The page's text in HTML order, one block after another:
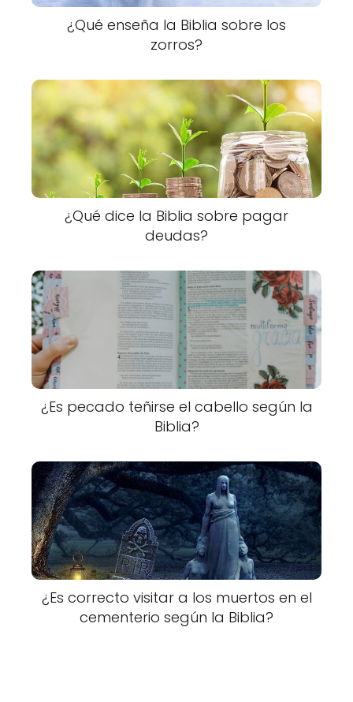
¿Qué enseña la Biblia sobre los
zorros?
¿Qué dice la Biblia sobre pagar
deudas?
¿Es pecado teñirse el cabello según la
Biblia?
¿Es correcto visitar a los muertos en el
cementerio según la Biblia?